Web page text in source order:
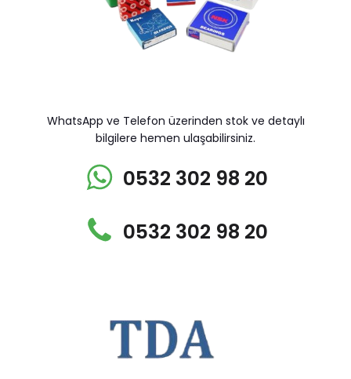
WhatsApp ve Telefon üzerinden stok ve detaylı
bilgilere hemen ulaşabilirsiniz.
0532 302 98 20
0532 302 98 20